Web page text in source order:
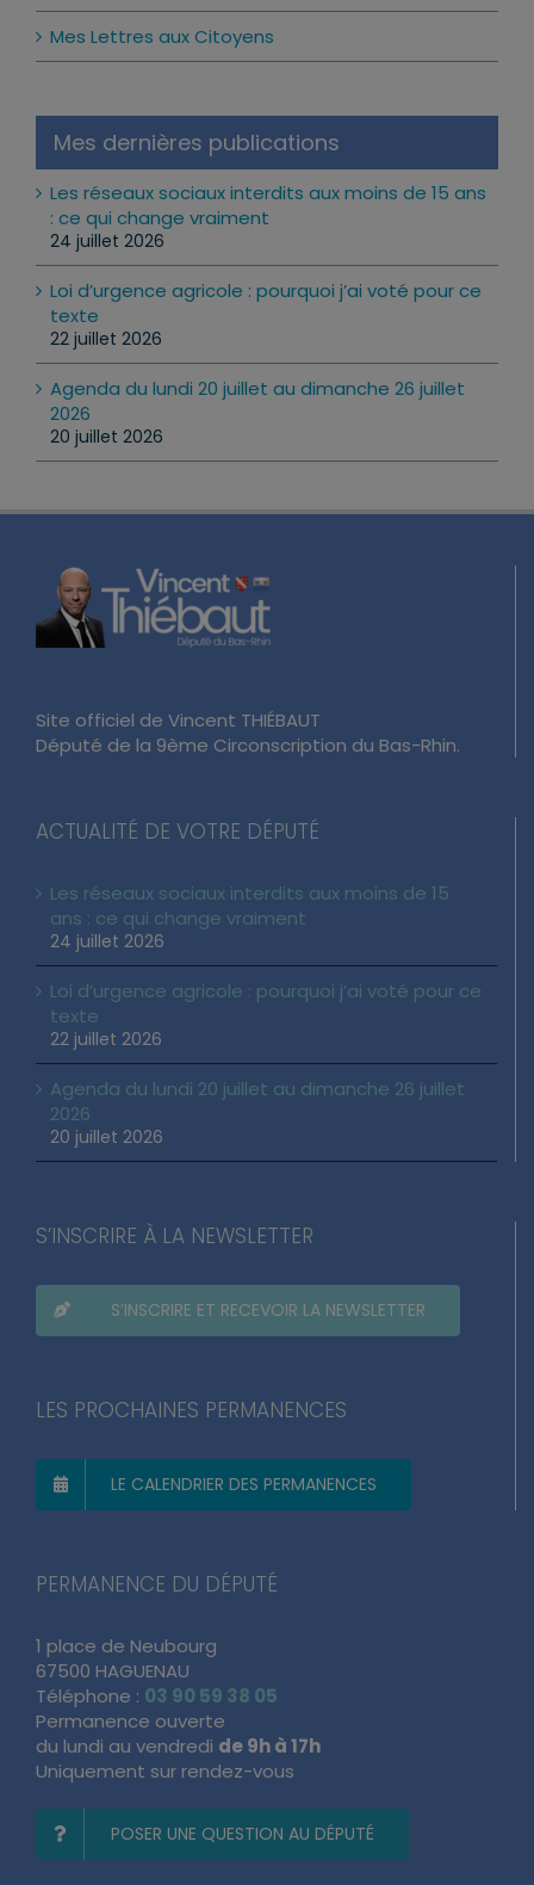
Mes Lettres aux Citoyens
Mes dernières publications
Les réseaux sociaux interdits aux moins de 15 ans
: ce qui change vraiment
24 juillet 2026
Loi d’urgence agricole : pourquoi j’ai voté pour ce
texte
22 juillet 2026
Agenda du lundi 20 juillet au dimanche 26 juillet
2026
20 juillet 2026
Site officiel de Vincent THIÉBAUT
Député de la 9ème Circonscription du Bas-Rhin.
ACTUALITÉ DE VOTRE DÉPUTÉ
Les réseaux sociaux interdits aux moins de 15
ans : ce qui change vraiment
24 juillet 2026
Loi d’urgence agricole : pourquoi j’ai voté pour ce
texte
22 juillet 2026
Agenda du lundi 20 juillet au dimanche 26 juillet
2026
20 juillet 2026
S’INSCRIRE À LA NEWSLETTER
S’INSCRIRE ET RECEVOIR LA NEWSLETTER
LES PROCHAINES PERMANENCES
LE CALENDRIER DES PERMANENCES
PERMANENCE DU DÉPUTÉ
1 place de Neubourg
67500 HAGUENAU
Téléphone : 03 90 59 38 05
Permanence ouverte
du lundi au vendredi de 9h à 17h
Uniquement sur rendez-vous
POSER UNE QUESTION AU DÉPUTÉ